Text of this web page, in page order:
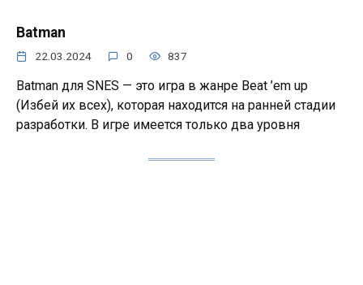
Batman
22.03.2024 0 837
Batman для SNES — это игра в жанре Beat ’em up
(Избей их всех), которая находится на ранней стадии
разработки. В игре имеется только два уровня